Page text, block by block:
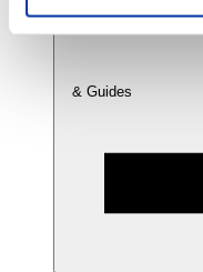
& Guides